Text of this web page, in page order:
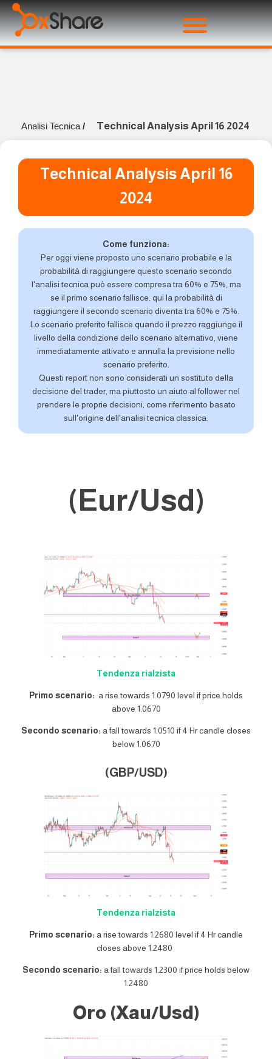
Analisi Tecnica / Technical Analysis April 16 2024
Technical Analysis April 16
2024
Come funziona:
Per oggi viene proposto uno scenario probabile e la
probabilità di raggiungere questo scenario secondo
l'analisi tecnica può essere compresa tra 60% e 75%, ma
se il primo scenario fallisce, qui la probabilità di
raggiungere il secondo scenario diventa tra 60% e 75%.
Lo scenario preferito fallisce quando il prezzo raggiunge il
livello della condizione dello scenario alternativo, viene
immediatamente attivato e annulla la previsione nello
scenario preferito.
Questi report non sono considerati un sostituto della
decisione del trader, ma piuttosto un aiuto al follower nel
prendere le proprie decisioni, come riferimento basato
sull'origine dell'analisi tecnica classica.
(Eur/Usd)
Tendenza rialzista
Primo scenario: a rise towards 1.0790 level if price holds
above 1.0670
Secondo scenario: a fall towards 1.0510 if 4 Hr candle closes
below 1.0670
(GBP/USD)
Tendenza rialzista
Primo scenario: a rise towards 1.2680 level if 4 Hr candle
closes above 1.2480
Secondo scenario: a fall towards 1.2300 if price holds below
1.2480
Oro (Xau/Usd)